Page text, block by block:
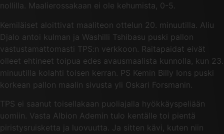
nollilla. Maalierossakaan ei ole kehumista, 0-5.
Kemiläiset aloittivat maaliteon ottelun 20. minuutilla. Aliu
Djalo antoi kulman ja Washilli Tshibasu puski pallon
vastustamattomasti TPS:n verkkoon. Raitapaidat eivät
olleet ehtineet toipua edes avausmaalista kunnolla, kun 23.
minuutilla kolahti toisen kerran. PS Kemin Billy Ions puski
korkean pallon maalin sivusta yli Oskari Forsmanin.
TPS ei saanut toisellakaan puoliajalla hyökkäyspeliään
uomiin. Vasta Albion Ademin tulo kentälle toi pientä
piristysruisketta ja luovuutta. Ja sitten kävi, kuten niin